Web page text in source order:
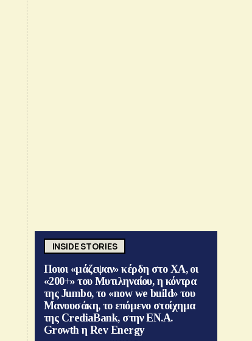
INSIDE STORIES
Ποιοι «μάζεψαν» κέρδη στο ΧΑ, οι
«200+» του Μυτιληναίου, η κόντρα
της Jumbo, το «now we build» του
Μανουσάκη, το επόμενο στοίχημα
της CrediaBank, στην ΕΝ.Α.
Growth η Rev Energy